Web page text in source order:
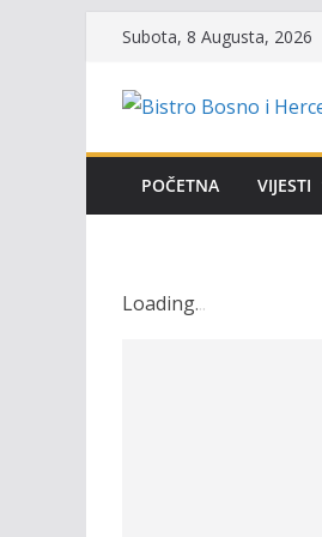
Skip
content
Subota, 8 Augusta, 2026
POČETNA VIJESTI
Loading...